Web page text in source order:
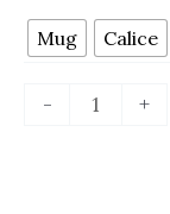
Mug Calice
- +